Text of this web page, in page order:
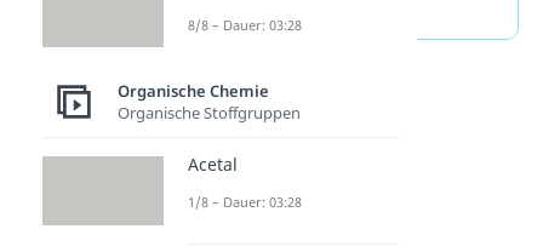
8/8 – Dauer: 03:28
Organische Chemie
Organische Stoffgruppen
Acetal
1/8 – Dauer: 03:28